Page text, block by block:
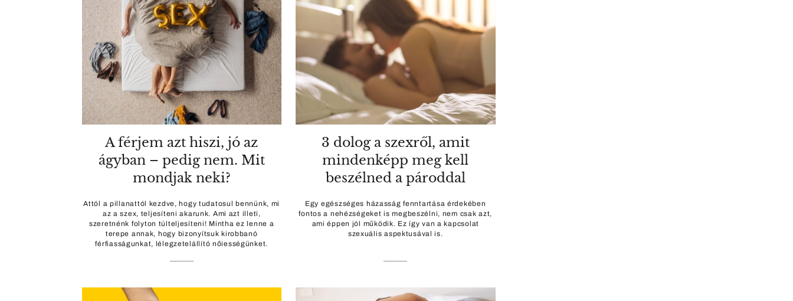
A férjem azt hiszi, jó az
ágyban – pedig nem. Mit
mondjak neki?
Attól a pillanattól kezdve, hogy tudatosul bennünk, mi
az a szex, teljesíteni akarunk. Ami azt illeti,
szeretnénk folyton túlteljesíteni! Mintha ez lenne a
terepe annak, hogy bizonyítsuk kirobbanó
férfiasságunkat, lélegzetelállító nőiességünket.
3 dolog a szexről, amit
mindenképp meg kell
beszélned a pároddal
Egy egészséges házasság fenntartása érdekében
fontos a nehézségeket is megbeszélni, nem csak azt,
ami éppen jól működik. Ez így van a kapcsolat
szexuális aspektusával is.